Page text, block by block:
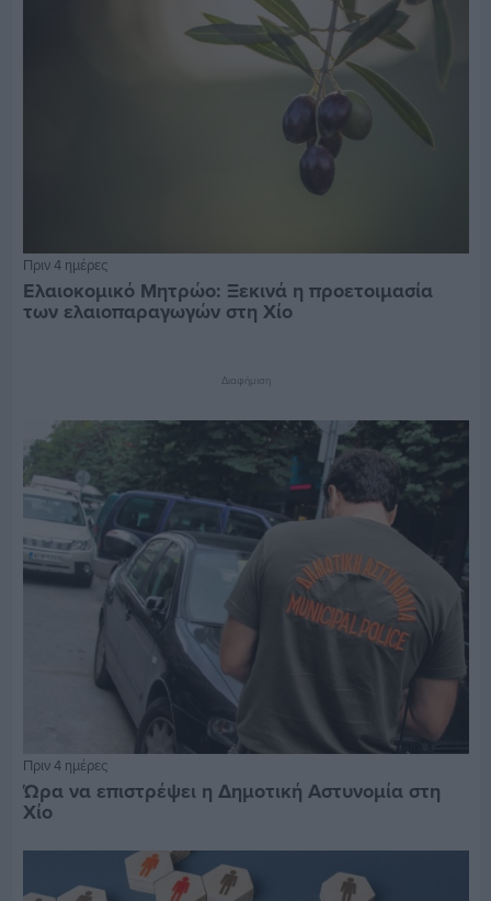
Πριν 4 ημέρες
Ελαιοκομικό Μητρώο: Ξεκινά η προετοιμασία
των ελαιοπαραγωγών στη Χίο
Διαφήμιση
Πριν 4 ημέρες
Ώρα να επιστρέψει η Δημοτική Αστυνομία στη
Χίο